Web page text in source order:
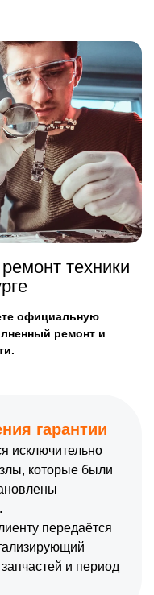
техники
официальную
ремонт и
гарантии
исключительно
которые были
передаётся
и период